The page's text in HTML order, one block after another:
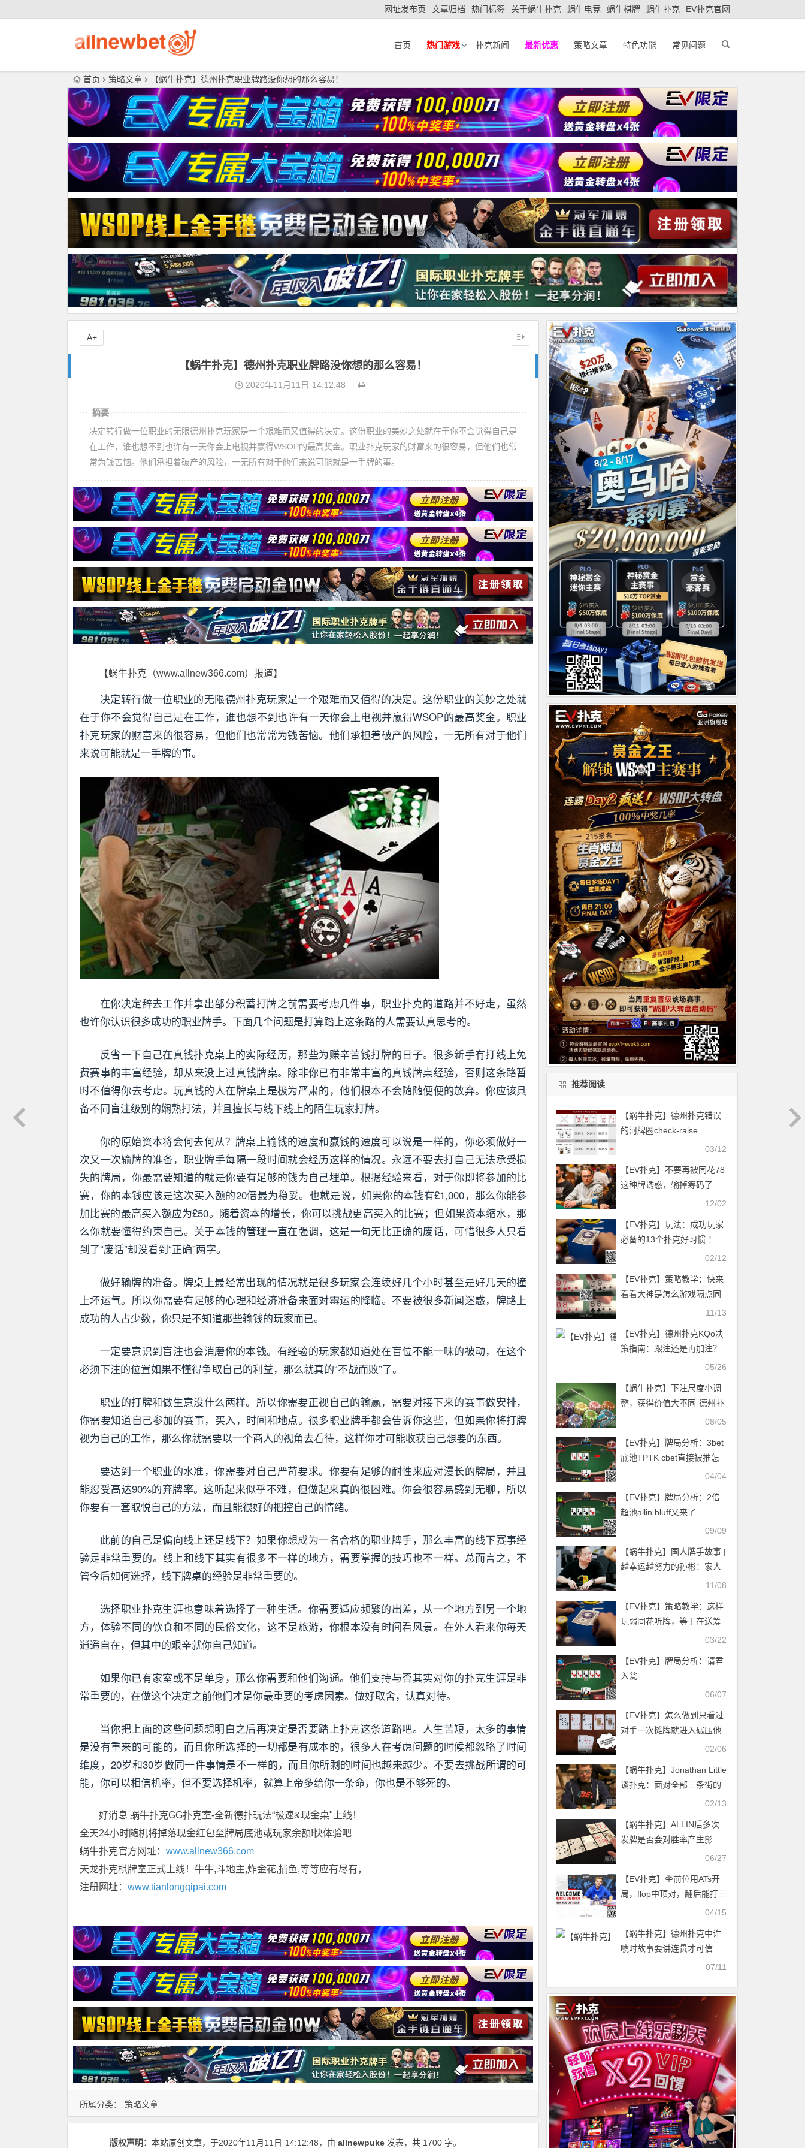
网址发布页 文章归档 热门标签 关于蜗牛扑克 蜗牛电竞 蜗牛棋牌 蜗牛扑克 EV扑克官网
首页 热门游戏 扑克新闻 最新优惠 策略文章 特色功能 常见问题
首页 策略文章 【蜗牛扑克】德州扑克职业牌路没你想的那么容易！
【蜗牛扑克】德州扑克职业牌路没你想的那么容易！
2020年11月11日 14:12:48
摘要
决定转行做一位职业的无限德州扑克玩家是一个艰难而又值得的决定。这份职业的美妙之处就在于你不会觉得自己是
在工作，谁也想不到也许有一天你会上电视并赢得WSOP的最高奖金。职业扑克玩家的财富来的很容易，但他们也常
常为钱苦恼。他们承担着破产的风险，一无所有对于他们来说可能就是一手牌的事。
【蜗牛扑克（www.allnew366.com）报道】
决定转行做一位职业的无限德州扑克玩家是一个艰难而又值得的决定。这份职业的美妙之处就
在于你不会觉得自己是在工作，谁也想不到也许有一天你会上电视并赢得WSOP的最高奖金。职业
扑克玩家的财富来的很容易，但他们也常常为钱苦恼。他们承担着破产的风险，一无所有对于他们
来说可能就是一手牌的事。
在你决定辞去工作并拿出部分积蓄打牌之前需要考虑几件事，职业扑克的道路并不好走，虽然
也许你认识很多成功的职业牌手。下面几个问题是打算踏上这条路的人需要认真思考的。
反省一下自己在真钱扑克桌上的实际经历，那些为赚辛苦钱打牌的日子。很多新手有打线上免
费赛事的丰富经验，却从来没上过真钱牌桌。除非你已有非常丰富的真钱牌桌经验，否则这条路暂
时不值得你去考虑。玩真钱的人在牌桌上是极为严肃的，他们根本不会随随便便的放弃。你应该具
备不同盲注级别的娴熟打法，并且擅长与线下线上的陌生玩家打牌。
你的原始资本将会何去何从？牌桌上输钱的速度和赢钱的速度可以说是一样的，你必须做好一
次又一次输牌的准备，职业牌手每隔一段时间就会经历这样的情况。永远不要去打自己无法承受损
失的牌局，你最需要知道的就是你要有足够的钱为自己埋单。根据经验来看，对于你即将参加的比
赛，你的本钱应该是这次买入额的20倍最为稳妥。也就是说，如果你的本钱有£1,000，那么你能参
加比赛的最高买入额应为£50。随着资本的增长，你可以挑战更高买入的比赛；但如果资本缩水，那
么你就要懂得约束自己。关于本钱的管理一直在强调，这是一句无比正确的废话，可惜很多人只看
到了“废话”却没看到“正确”两字。
做好输牌的准备。牌桌上最经常出现的情况就是很多玩家会连续好几个小时甚至是好几天的撞
上坏运气。所以你需要有足够的心理和经济准备来面对霉运的降临。不要被很多新闻迷惑，牌路上
成功的人占少数，你只是不知道那些输钱的玩家而已。
一定要意识到盲注也会消磨你的本钱。有经验的玩家都知道处在盲位不能一味的被动，在这个
必须下注的位置如果不懂得争取自己的利益，那么就真的“不战而败”了。
职业的打牌和做生意没什么两样。所以你需要正视自己的输赢，需要对接下来的赛事做安排，
你需要知道自己参加的赛事，买入，时间和地点。很多职业牌手都会告诉你这些，但如果你将打牌
视为自己的工作，那么你就需要以一个商人的视角去看待，这样你才可能收获自己想要的东西。
要达到一个职业的水准，你需要对自己严苛要求。你要有足够的耐性来应对漫长的牌局，并且
能忍受高达90%的弃牌率。这听起来似乎不难，但做起来真的很困难。你会很容易感到无聊，所以
你要有一套取悦自己的方法，而且能很好的把控自己的情绪。
此前的自己是偏向线上还是线下？如果你想成为一名合格的职业牌手，那么丰富的线下赛事经
验是非常重要的。线上和线下其实有很多不一样的地方，需要掌握的技巧也不一样。总而言之，不
管今后如何选择，线下牌桌的经验是非常重要的。
选择职业扑克生涯也意味着选择了一种生活。你需要适应频繁的出差，从一个地方到另一个地
方，体验不同的饮食和不同的民俗文化，这不是旅游，你根本没有时间看风景。在外人看来你每天
逍遥自在，但其中的艰辛就你自己知道。
如果你已有家室或不是单身，那么你需要和他们沟通。他们支持与否其实对你的扑克生涯是非
常重要的，在做这个决定之前他们才是你最重要的考虑因素。做好取舍，认真对待。
当你把上面的这些问题想明白之后再决定是否要踏上扑克这条道路吧。人生苦短，太多的事情
是没有重来的可能的，而且你所选择的一切都是有成本的，很多人在考虑问题的时候都忽略了时间
维度，20岁和30岁做同一件事情是不一样的，而且你所剩的时间也越来越少。不要去挑战所谓的可
能，你可以相信机率，但不要选择机率，就算上帝多给你一条命，你也是不够死的。
好消息 蜗牛扑克GG扑克室-全新德扑玩法“极速&现金桌"上线！
全天24小时随机将掉落现金红包至牌局底池或玩家余额!快体验吧
蜗牛扑克官方网址： www.allnew366.com
天龙扑克棋牌室正式上线！牛牛,斗地主,炸金花,捕鱼,等等应有尽有，
注册网址： www.tianlongqipai.com
A+
所属分类： 策略文章
版权声明： 本站原创文章，于2020年11月11日 14:12:48，由 allnewpuke 发表，共 1700 字。
推荐阅读
【蜗牛扑克】德州扑克错误
的河牌圈check-raise
03/12
【EV扑克】不要再被同花78
这种牌诱惑，输掉筹码了
12/02
【EV扑克】玩法：成功玩家
必备的13个扑克好习惯 ！
02/12
【EV扑克】策略教学：快来
看看大神是怎么游戏隔点同
11/13
【EV扑克】德州扑克KQo决
策指南：跟注还是再加注？
从位置、筹码深度与对手类
05/26
【蜗牛扑克】下注尺度小调
整，获得价值大不同-德州扑
08/05
【EV扑克】牌局分析：3bet
底池TPTK cbet直接被推怎
04/04
【EV扑克】牌局分析：2倍
超池allin bluff又来了
09/09
【蜗牛扑克】国人牌手故事 |
越幸运越努力的孙彬：家人
的支持和理解让我坚持下11/08
【EV扑克】策略教学：这样
玩弱同花听牌，等于在送筹
03/22
【EV扑克】牌局分析：请君
入瓮
06/07
【EV扑克】怎么做到只看过
对手一次摊牌就进入碾压他
02/06
【蜗牛扑克】Jonathan Little
谈扑克：面对全部三条街的
02/13
【蜗牛扑克】ALLIN后多次
发牌是否会对胜率产生影
06/27
【EV扑克】坐前位用ATs开
局，flop中顶对，翻后能打三
04/15
【蜗牛扑克】德州扑克中诈
唬时故事要讲连贯才可信
07/11